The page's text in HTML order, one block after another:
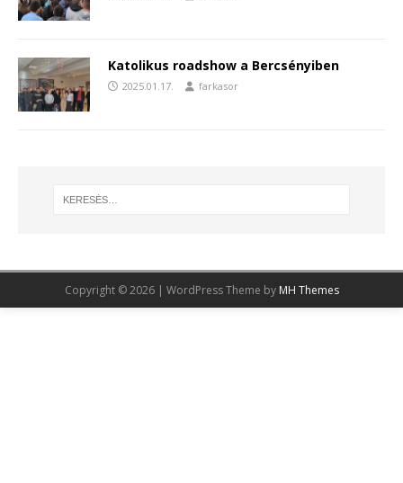
Katolikus roadshow a Bercsényiben
2025.01.17. farkasor
Copyright © 2026 | WordPress Theme by MH Themes